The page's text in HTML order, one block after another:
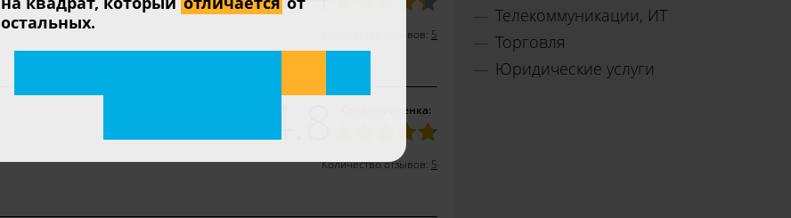
Количество отзывов: 5
Средняя оценка:
4.8
Количество отзывов: 5
Телекоммуникации, ИТ
Торговля
Юридические услуги
остальных.